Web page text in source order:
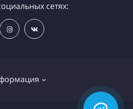
сетях: